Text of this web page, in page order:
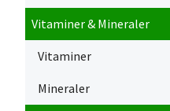
Vitaminer & Mineraler
Vitaminer
Mineraler